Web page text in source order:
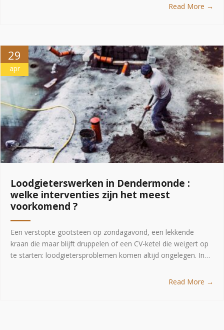
Read More →
29
apr
Loodgieterswerken in Dendermonde :
welke interventies zijn het meest
voorkomend ?
Een verstopte gootsteen op zondagavond, een lekkende
kraan die maar blijft druppelen of een CV-ketel die weigert op
te starten: loodgietersproblemen komen altijd ongelegen. In…
Read More →